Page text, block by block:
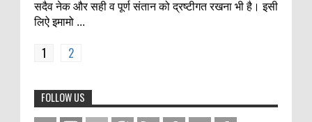
सदैव नेक और सही व पूर्ण संतान को द्रष्टीगत रखना भी है। इसी
लिऐ इमामो ...
1 2
FOLLOW US